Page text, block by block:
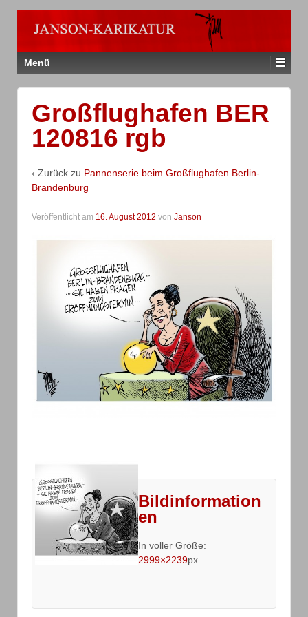
Menü
Großflughafen BER
120816 rgb
‹ Zurück zu Pannenserie beim Großflughafen Berlin-
Brandenburg
Veröffentlicht am 16. August 2012 von Janson
Bildinformation
en
In voller Größe:
2999×2239px